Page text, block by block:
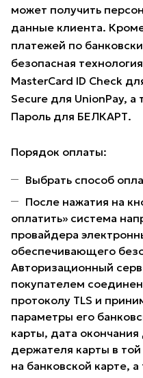
может получить
данные клиента.
платежей по
безопасная
MasterCard ID Check
Secure для UnionPay,
Пароль для БЕЛКАРТ.
Порядок оплаты:
Выбрать способ
После нажатия на
оплатить» система
провайдера
обеспечивающего
Авторизационный
покупателем
протоколу TLS и
параметры его
карты, дата
держателя карты в
на банковской карте,